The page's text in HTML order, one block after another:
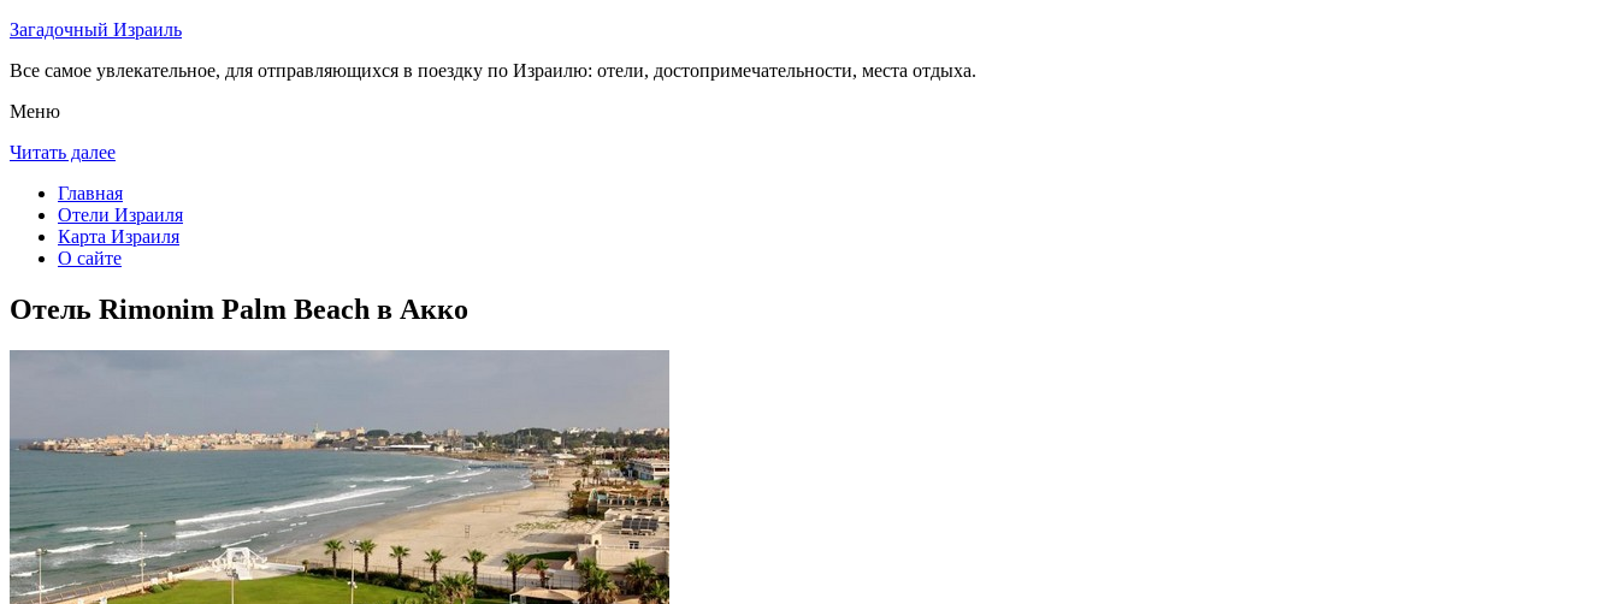
Загадочный Израиль
Все самое увлекательное, для отправляющихся в поездку по Израилю: отели, достопримечательности, места отдыха.
Меню
Читать далее
Главная
Отели Израиля
Карта Израиля
О сайте
Отель Rimonim Palm Beach в Акко